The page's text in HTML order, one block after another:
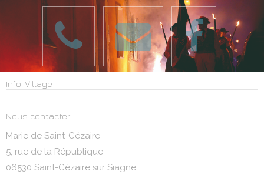
Info-Village
Nous contacter
Marie de Saint-Cézaire
5, rue de la République
06530 Saint-Cézaire sur Siagne